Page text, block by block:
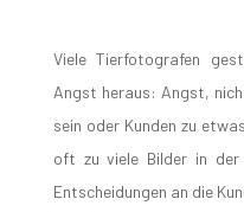
Viele Tierfotografen
Angst heraus: Angst,
sein oder Kunden zu
oft zu viele Bilder in der
Entscheidungen an die